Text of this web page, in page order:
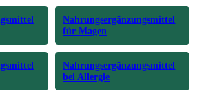
Nahrungsergänzungsmittel
für Magen
Nahrungsergänzungsmittel
bei Allergie